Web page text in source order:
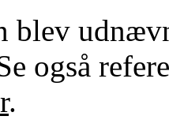
blev
også
.